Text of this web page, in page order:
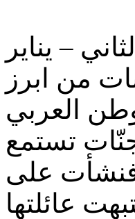
مواليد 6 كانون الثاني – يناير
من ابرز
تستمع
فنشأت على
عائلتها